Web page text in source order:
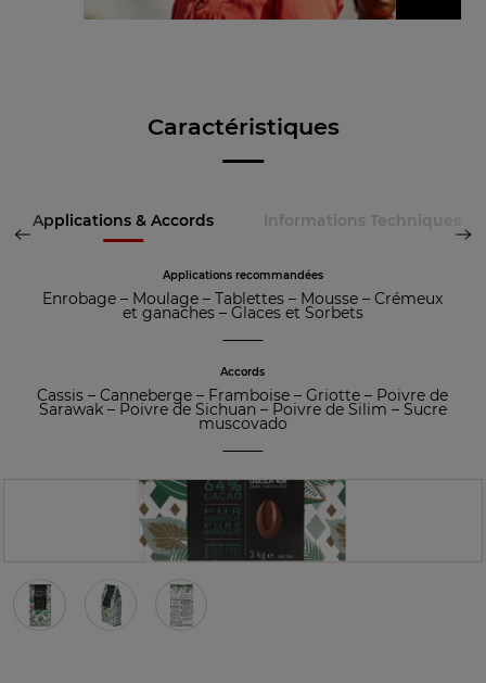
Caractéristiques
Applications & Accords Informations Techniques
Applications recommandées
Enrobage – Moulage –Tablettes – Mousse –Crémeux
et ganaches– Glaces et Sorbets
Accords
Cassis –Canneberge – Framboise –Griotte – Poivre de
Sarawak– Poivre de Sichuan – Poivre de Silim – Sucre
muscovado